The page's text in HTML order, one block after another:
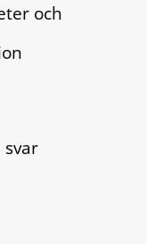
och
till annan